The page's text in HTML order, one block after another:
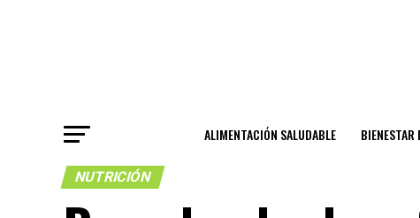
ALIMENTACIÓN SALUDABLE BIENESTAR
NUTRICIÓN